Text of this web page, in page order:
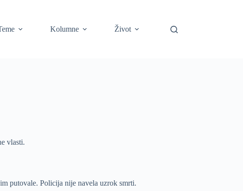
Kolumne Život
vlasti.
putovale. Policija nije navela uzrok smrti.